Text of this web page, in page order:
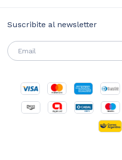
Suscribite al newsletter